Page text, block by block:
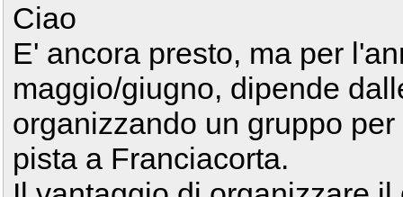
Ciao
E' ancora presto, ma per
maggio/giugno, dipende
organizzando un gruppo
pista a Franciacorta.